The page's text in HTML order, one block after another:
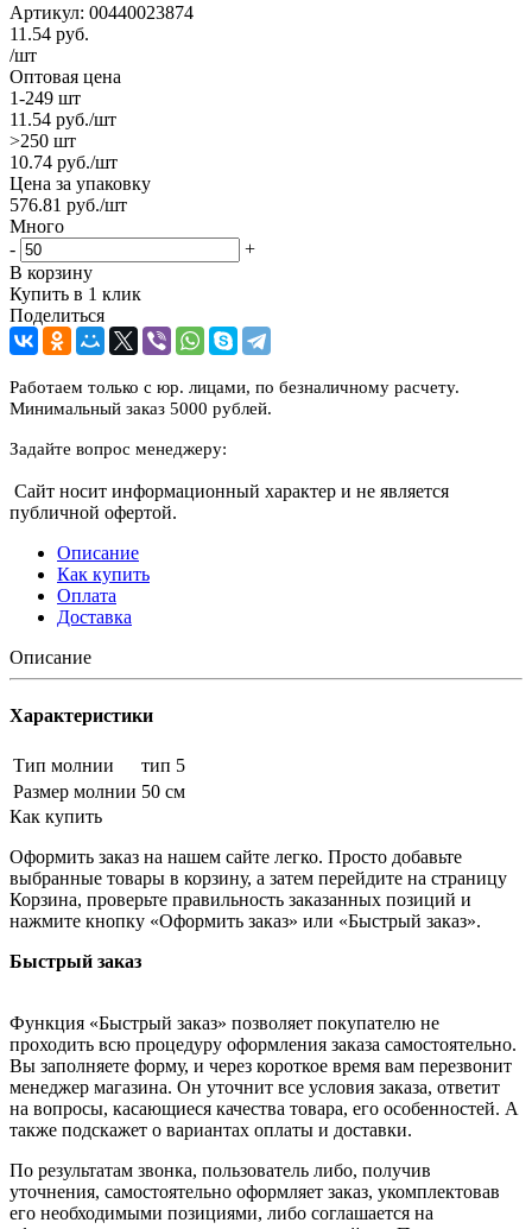
Артикул: 00440023874
11.54 руб.
/шт
Оптовая цена
1-249 шт
11.54 руб./шт
>250 шт
10.74 руб./шт
Цена за упаковку
576.81 руб./шт
Много
-
+
В корзину
Купить в 1 клик
Поделиться
Работаем только с юр. лицами, по безналичному расчету.
Минимальный заказ 5000 рублей.
Задайте вопрос менеджеру:
Сайт носит информационный характер и не является
публичной офертой.
Описание
Как купить
Оплата
Доставка
Описание
Характеристики
Тип молнии
тип 5
Размер молнии 50 см
Как купить
Оформить заказ на нашем сайте легко. Просто добавьте
выбранные товары в корзину, а затем перейдите на страницу
Корзина, проверьте правильность заказанных позиций и
нажмите кнопку «Оформить заказ» или «Быстрый заказ».
Быстрый заказ
Функция «Быстрый заказ» позволяет покупателю не
проходить всю процедуру оформления заказа самостоятельно.
Вы заполняете форму, и через короткое время вам перезвонит
менеджер магазина. Он уточнит все условия заказа, ответит
на вопросы, касающиеся качества товара, его особенностей. А
также подскажет о вариантах оплаты и доставки.
По результатам звонка, пользователь либо, получив
уточнения, самостоятельно оформляет заказ, укомплектовав
его необходимыми позициями, либо соглашается на